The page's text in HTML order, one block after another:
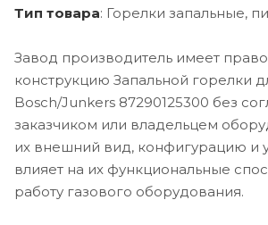
Тип товара: Горелки запальные,
Завод производитель имеет
конструкцию Запальной горелки
Bosch/Junkers 87290125300 без
заказчиком или владельцем
их внешний вид, конфигурацию и
влияет на их функциональные
работу газового оборудования.